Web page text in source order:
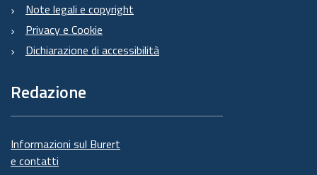
Note legali e copyright
Privacy e Cookie
Dichiarazione di accessibilità
Redazione
Informazioni sul Burert
e contatti